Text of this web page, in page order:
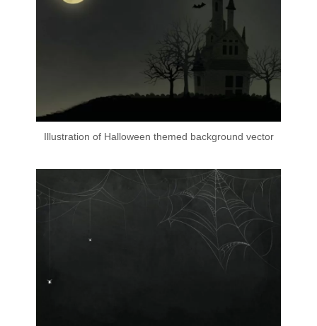
Illustration of Halloween themed background vector